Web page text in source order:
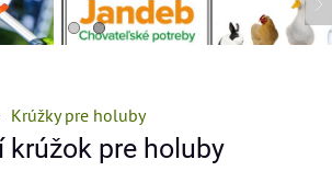
Krúžky pre holuby
krúžok pre holuby